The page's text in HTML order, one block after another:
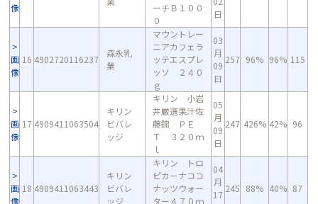
像
ーチＢ１００
０
日
画
像
16 4902720116237
森永乳
業
マウントレー
ニアカフェラ
ッテエスプレ
ッソ ２４０
ｇ
03
月
09
日
257 96% 96% 115
画
像
17 4909411063504
キリン
ビバレ
ッジ
キリン 小岩
井厳選果汁佐
藤錦 ＰＥ
Ｔ ３２０ｍ
ｌ
05
月
09
日
247 426% 42% 96
画
像
18 4909411063443
キリン
ビバレ
ッジ
キリン トロ
ピカーナココ
ナッツウォー
ター４７０ｍ
04
月
17
245 88% 40% 87